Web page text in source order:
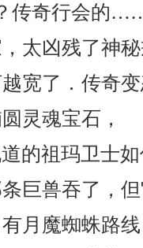
传奇行会的
太凶残了神
宽了．传奇
灵魂宝石，
的祖玛卫士
条巨兽吞了，
月魔蜘蛛路